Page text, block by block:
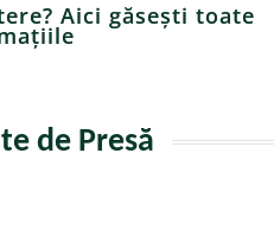
Aici găsești toate
de Presă